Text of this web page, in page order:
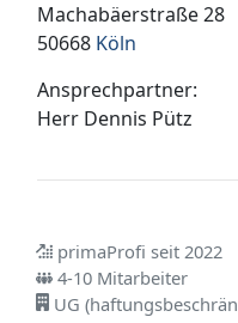
Machabäerstraße 28
50668 Köln
Ansprechpartner:
Herr Dennis Pütz
primaProfi seit 2022
4-10 Mitarbeiter
UG